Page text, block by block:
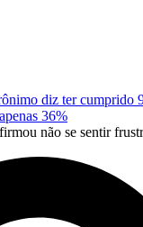
diz ter cumprido
36%
não se sentir